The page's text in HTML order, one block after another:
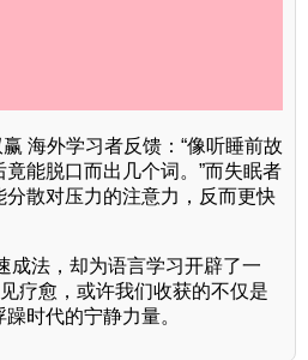
海外学习者反馈：“像听睡前故
能脱口而出几个词。”而失眠者
分散对压力的注意力，反而更快
成法，却为语言学习开辟了一
疗愈，或许我们收获的不仅是
时代的宁静力量。